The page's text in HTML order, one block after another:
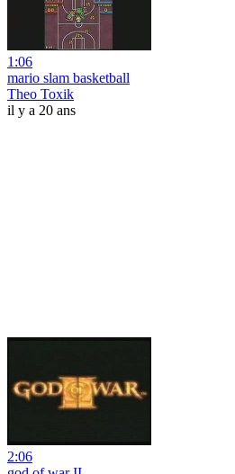
1:06
mario slam basketball
Theo Toxik
il y a 20 ans
2:06